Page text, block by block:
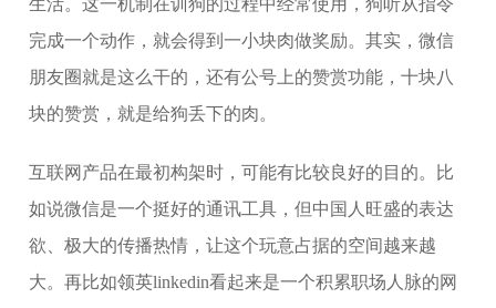
生活。这一机制在训狗的过程中经常使用，狗听从指令
完成一个动作，就会得到一小块肉做奖励。其实，微信
朋友圈就是这么干的，还有公号上的赞赏功能，十块八
块的赞赏，就是给狗丢下的肉。
互联网产品在最初构架时，可能有比较良好的目的。比
如说微信是一个挺好的通讯工具，但中国人旺盛的表达
欲、极大的传播热情，让这个玩意占据的空间越来越
大。再比如领英linkedin看起来是一个积累职场人脉的网